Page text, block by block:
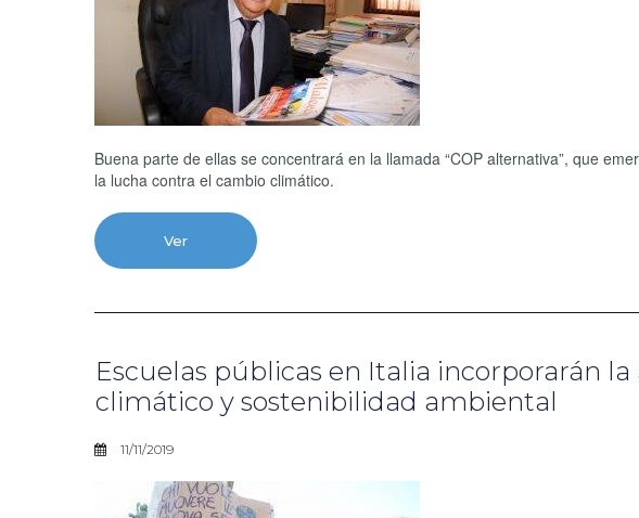
Buena parte de ellas se concentrará en la llamada “COP alternativa”, que
la lucha contra el cambio climático.
Ver
Escuelas públicas en Italia incorporarán
climático y sostenibilidad ambiental
11/11/2019